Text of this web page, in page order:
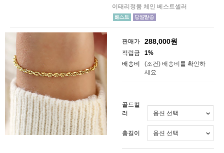
이태리정품 체인 베스트셀러
판매가 288,000원
적립금
1%
배송비
(조건) 배송비를 확인하
세요
골드컬
러
총길이